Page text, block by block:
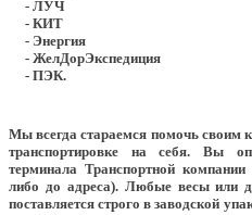
- ЛУЧ
- КИТ
- Энергия
- ЖелДорЭкспедиция
- ПЭК.
Мы всегда стараемся помочь своим
транспортировке на себя. Вы
терминала Транспортной
либо до адреса). Любые весы или
поставляется строго в заводской